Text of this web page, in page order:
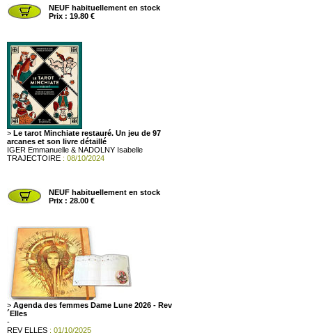
NEUF habituellement en stock
Prix : 19.80 €
> Le tarot Minchiate restauré. Un jeu de 97
arcanes et son livre détaillé
IGER Emmanuelle & NADOLNY Isabelle
TRAJECTOIRE : 08/10/2024
NEUF habituellement en stock
Prix : 28.00 €
> Agenda des femmes Dame Lune 2026 - Rev
´Elles
-
REV ELLES : 01/10/2025